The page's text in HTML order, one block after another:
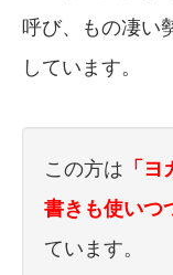
呼び、もの凄い
しています。
この方は 「
書きも使いつ
ています。